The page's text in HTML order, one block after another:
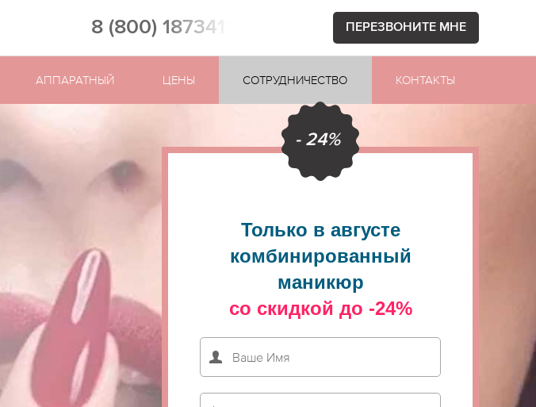
8 (800) 1873411 ПЕРЕЗВОНИТЕ МНЕ
АППАРАТНЫЙ ЦЕНЫ СОТРУДНИЧЕСТВО КОНТАКТЫ
- 24%
Только в августе
комбинированный
маникюр
со скидкой до -24%